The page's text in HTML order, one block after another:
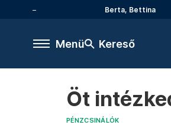
Berta, Bettina
Menü Kereső
Öt
PÉNZCSINÁLÓK